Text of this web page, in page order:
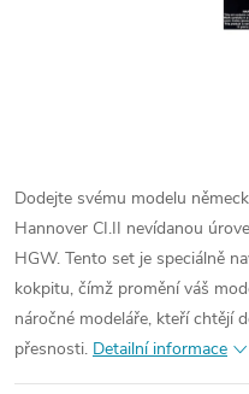
Dodejte svému modelu
Hannover CI.II nevídanou
HGW. Tento set je speciálně
kokpitu, čímž promění váš
náročné modeláře, kteří chtějí
přesnosti. Detailní informace